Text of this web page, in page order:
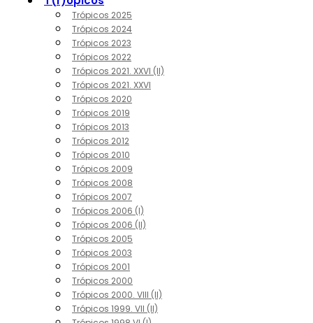
Trópicos 2025
Trópicos 2024
Trópicos 2023
Trópicos 2022
Trópicos 2021. XXVI (II)
Trópicos 2021. XXVI
Trópicos 2020
Trópicos 2019
Trópicos 2013
Trópicos 2012
Trópicos 2010
Trópicos 2009
Trópicos 2008
Trópicos 2007
Trópicos 2006 (I)
Trópicos 2006 (II)
Trópicos 2005
Trópicos 2003
Trópicos 2001
Trópicos 2000
Trópicos 2000. VIII (II)
Trópicos 1999. VII (II)